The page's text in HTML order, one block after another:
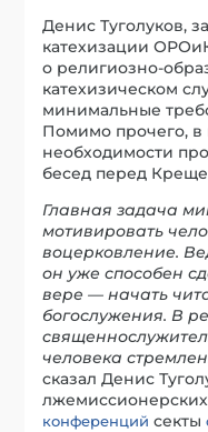
Денис Туголуков,
катехизации
о религиозно-
катехизическом
минимальные
Помимо прочего, в
необходимости
бесед перед
Главная задача
мотивировать
воцерковление.
он уже способен
вере — начать
богослужения. В
человека
сказал Денис
конференций секты